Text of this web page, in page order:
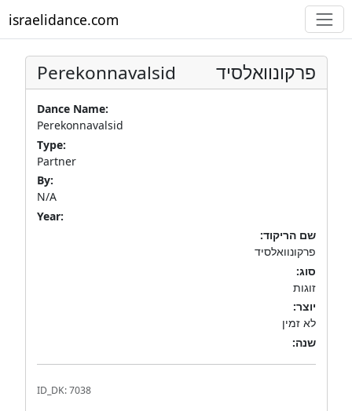
israelidance.com
Perekonnavalsid פרקונוואלסיד
Dance Name:
Perekonnavalsid
Type:
Partner
By:
N/A
Year:
שם הריקוד:
פרקונוואלסיד
סוג:
זוגות
יוצר:
לא זמין
שנה:
ID_DK: 7038